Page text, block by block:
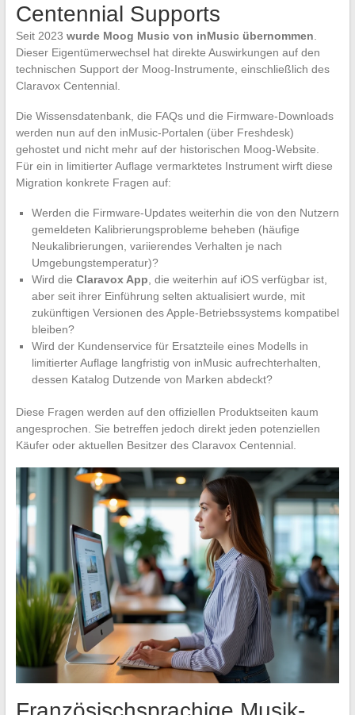
Centennial Supports
Seit 2023 wurde Moog Music von inMusic übernommen
Dieser Eigentümerwechsel hat direkte Auswirkungen auf den
technischen Support der Moog-Instrumente, einschließlich des
Claravox Centennial.
Die Wissensdatenbank, die FAQs und die Firmware-Downloads
werden nun auf den inMusic-Portalen (über Freshdesk)
gehostet und nicht mehr auf der historischen Moog-Website.
Für ein in limitierter Auflage vermarktetes Instrument wirft diese
Migration konkrete Fragen auf:
Werden die Firmware-Updates weiterhin die von den Nutzern
gemeldeten Kalibrierungsprobleme beheben (häufige
Neukalibrierungen, variierendes Verhalten je nach
Umgebungstemperatur)?
Wird die Claravox App , die weiterhin auf iOS verfügbar ist,
aber seit ihrer Einführung selten aktualisiert wurde, mit
zukünftigen Versionen des Apple-Betriebssystems kompatibel
bleiben?
Wird der Kundenservice für Ersatzteile eines Modells in
limitierter Auflage langfristig von inMusic aufrechterhalten,
dessen Katalog Dutzende von Marken abdeckt?
Diese Fragen werden auf den offiziellen Produktseiten kaum
angesprochen. Sie betreffen jedoch direkt jeden potenziellen
Käufer oder aktuellen Besitzer des Claravox Centennial.